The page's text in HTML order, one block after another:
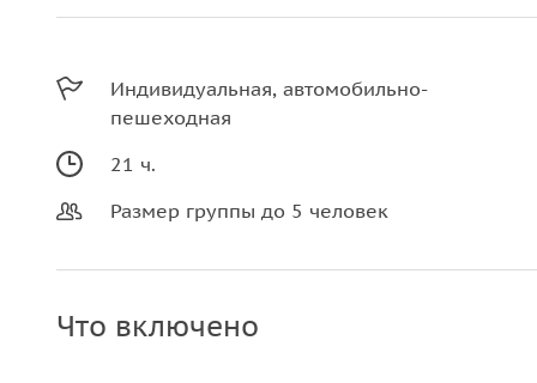
Индивидуальная, автомобильно-
пешеходная
21 ч.
Размер группы до 5 человек
Что включено